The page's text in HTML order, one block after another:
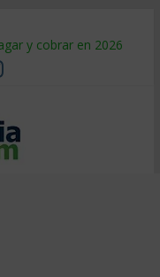
y cobrar en 2026
tan caro
a tiempo
qué hacer
y venderle